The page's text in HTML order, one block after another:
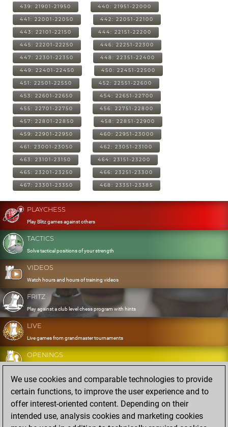
439: 21901-21950 440: 21951-22000
441: 22001-22050 442: 22051-22100
443: 22101-22150 444: 22151-22200
445: 22201-22250 446: 22251-22300
447: 22301-22350 448: 22351-22400
449: 22401-22450 450: 22451-22500
451: 22501-22550 452: 22551-22600
453: 22601-22650 454: 22651-22700
455: 22701-22750 456: 22751-22800
457: 22801-22850 458: 22851-22900
459: 22901-22950 460: 22951-23000
461: 23001-23050 462: 23051-23100
463: 23101-23150 464: 23151-23200
465: 23201-23250 466: 23251-23300
467: 23301-23350 468: 23351-23385
PLAYCHESS
Play Blitz games against others
TACTICS
Solve tactical positions of your strength
VIDEOS
Watch hours and hours of training videos
FRITZ
Play against a club level chess program with hints
LIVE
Live games from grandmaster tournaments
OPENINGS
Develop and exercise your openings
DATABASE
Eight million strong games
MYGAMES
Store and analyse your own games in the cloud
We use cookies and comparable technologies to provide
certain functions, to improve the user experience and to
offer interest-oriented content. Depending on their
intended use, analysis cookies and marketing cookies